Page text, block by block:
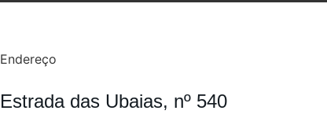
Endereço
Estrada das Ubaias, nº 540